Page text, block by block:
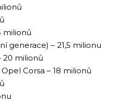
milionů
generace) – 21,5 milionu
20 milionů
Corsa – 18 milionů